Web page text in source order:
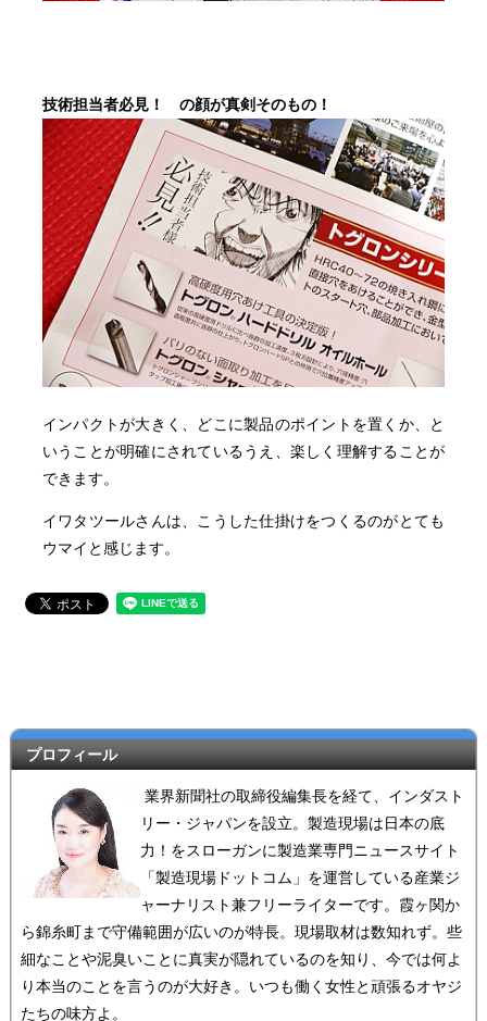
技術担当者必見！ の顔が真剣そのもの！
インパクトが大きく、どこに製品のポイントを置くか、と
いうことが明確にされているうえ、楽しく理解することが
できます。
イワタツールさんは、こうした仕掛けをつくるのがとても
ウマイと感じます。
プロフィール
業界新聞社の取締役編集長を経て、インダスト
リー・ジャパンを設立。製造現場は日本の底
力！をスローガンに製造業専門ニュースサイト
「製造現場ドットコム」を運営している産業ジ
ャーナリスト兼フリーライターです。霞ヶ関か
ら錦糸町まで守備範囲が広いのが特長。現場取材は数知れず。些
細なことや泥臭いことに真実が隠れているのを知り、今では何よ
り本当のことを言うのが大好き。いつも働く女性と頑張るオヤジ
たちの味方よ。